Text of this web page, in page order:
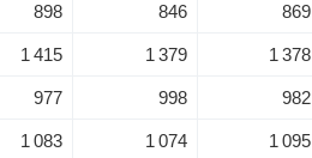
898 846 869
1 415 1 379 1 378
977 998 982
1 083 1 074 1 095